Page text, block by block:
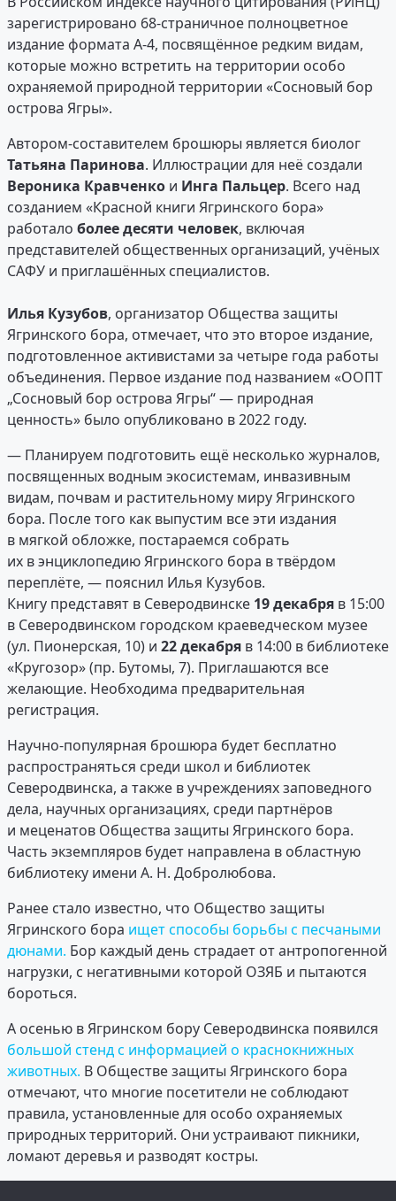
зарегистрировано 68-страничное полноцветное
издание формата А-4, посвящённое редким видам,
которые можно встретить на территории особо
охраняемой природной территории «Сосновый бор
острова Ягры».
Автором-составителем брошюры является биолог
Татьяна Паринова. Иллюстрации для неё создали
Вероника Кравченко и Инга Пальцер. Всего над
созданием «Красной книги Ягринского бора»
работало более десяти человек, включая
представителей общественных организаций, учёных
САФУ и приглашённых специалистов.
Илья Кузубов, организатор Общества защиты
Ягринского бора, отмечает, что это второе издание,
подготовленное активистами за четыре года работы
объединения. Первое издание под названием «ООПТ
„Сосновый бор острова Ягры“ — природная
ценность» было опубликовано в 2022 году.
— Планируем подготовить ещё несколько журналов,
посвященных водным экосистемам, инвазивным
видам, почвам и растительному миру Ягринского
бора. После того как выпустим все эти издания
в мягкой обложке, постараемся собрать
их в энциклопедию Ягринского бора в твёрдом
переплёте, — пояснил Илья Кузубов.
Книгу представят в Северодвинске 19 декабря в 15:00
в Северодвинском городском краеведческом музее
(ул. Пионерская, 10) и 22 декабря в 14:00 в библиотеке
«Кругозор» (пр. Бутомы, 7). Приглашаются все
желающие. Необходима предварительная
регистрация.
Научно-популярная брошюра будет бесплатно
распространяться среди школ и библиотек
Северодвинска, а также в учреждениях заповедного
дела, научных организациях, среди партнёров
и меценатов Общества защиты Ягринского бора.
Часть экземпляров будет направлена в областную
библиотеку имени А. Н. Добролюбова.
Ранее стало известно, что Общество защиты
Ягринского бора ищет способы борьбы с песчаными
дюнами. Бор каждый день страдает от антропогенной
нагрузки, с негативными которой ОЗЯБ и пытаются
бороться.
А осенью в Ягринском бору Северодвинска появился
большой стенд с информацией о краснокнижных
животных. В Обществе защиты Ягринского бора
отмечают, что многие посетители не соблюдают
правила, установленные для особо охраняемых
природных территорий. Они устраивают пикники,
ломают деревья и разводят костры.